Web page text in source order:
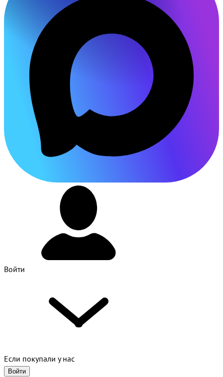
Войти
Если покупали у нас
Войти